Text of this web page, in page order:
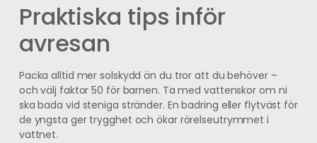
Praktiska tips inför
avresan
Packa alltid mer solskydd än du tror att du behöver –
och välj faktor 50 för barnen. Ta med vattenskor om ni
ska bada vid steniga stränder. En badring eller flytväst för
de yngsta ger trygghet och ökar rörelseutrymmet i
vattnet.